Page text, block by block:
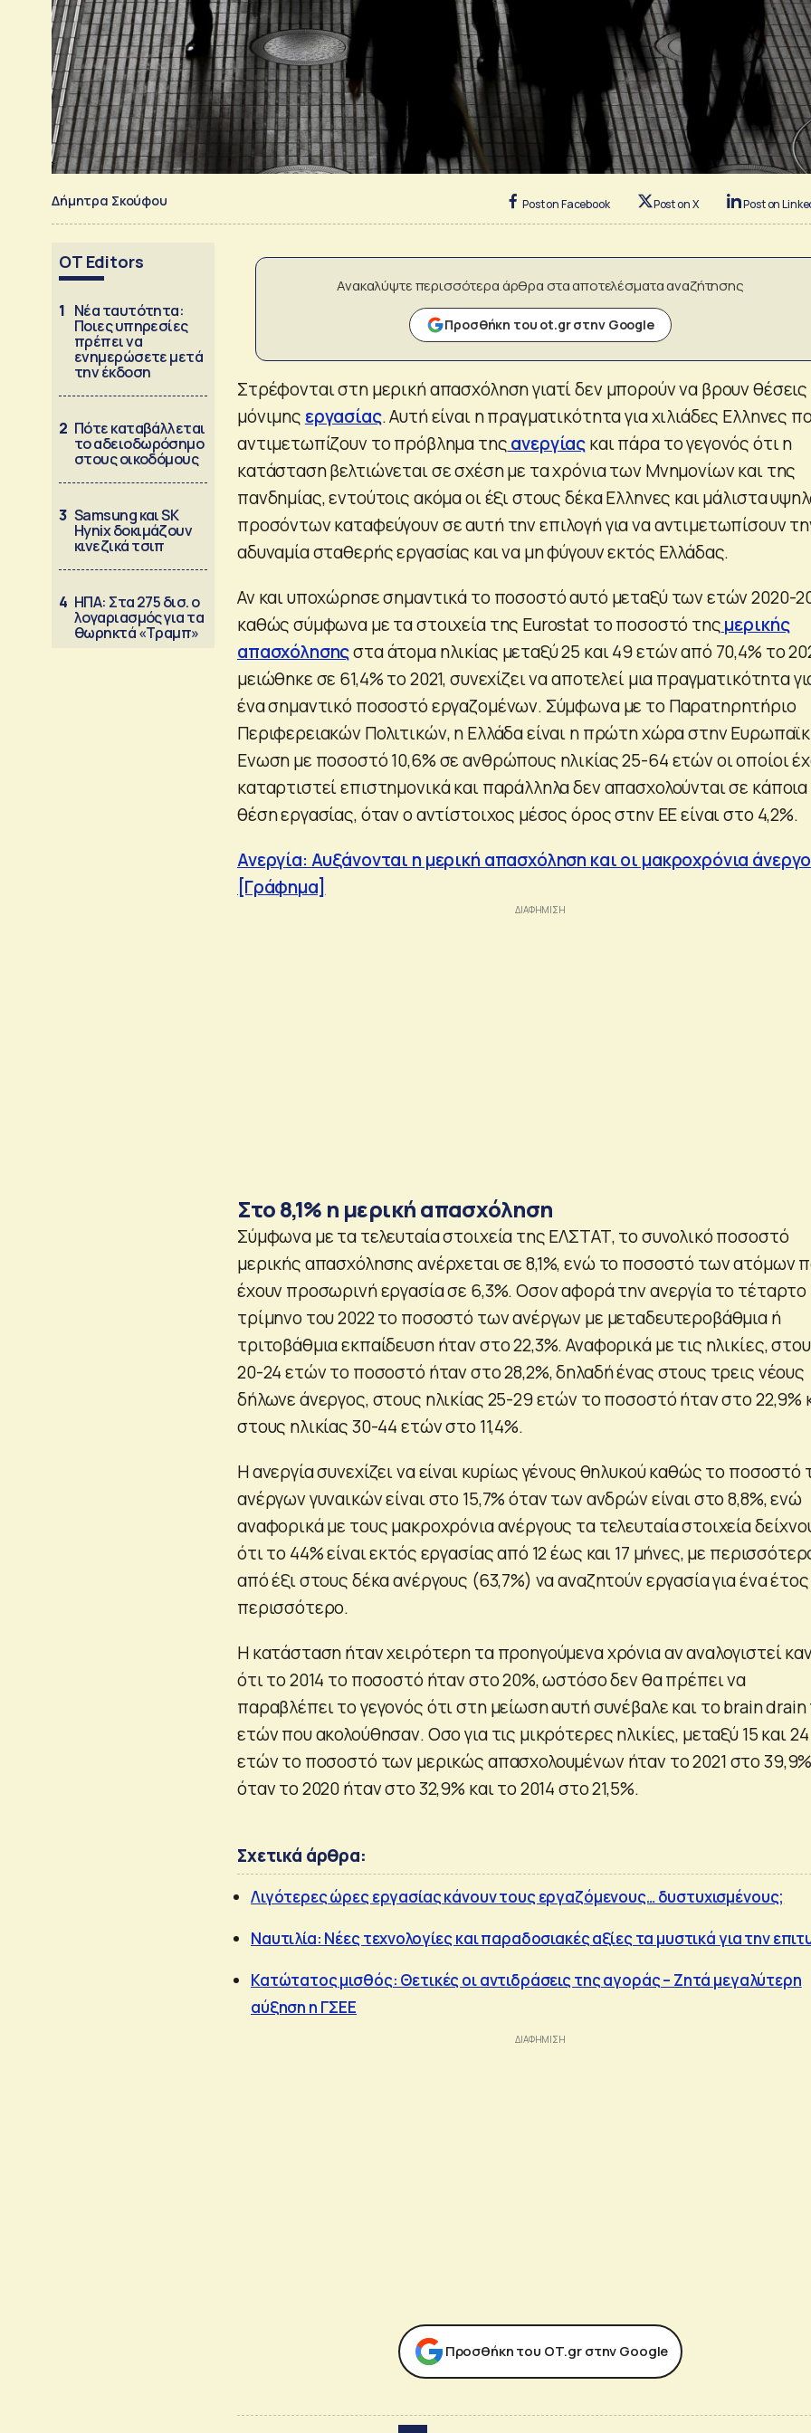
Δήμητρα Σκούφου Post on Facebook Post on X Post on
OT Editors
1 Νέα ταυτότητα:
Ποιες υπηρεσίες
πρέπει να
ενημερώσετε μετά
την έκδοση
2 Πότε καταβάλλεται
το αδειοδωρόσημο
στους οικοδόμους
3 Samsung και SK
Hynix δοκιμάζουν
κινεζικά τσιπ
4 ΗΠΑ: Στα 275 δισ. ο
λογαριασμός για τα
θωρηκτά «Τραμπ»
Ανακαλύψτε περισσότερα άρθρα στα αποτελέσματα αναζήτησης
Προσθήκη του ot.gr στην Google
Στρέφονται στη μερική απασχόληση γιατί δεν μπορούν να βρουν θέσεις
μόνιμης εργασίας. Aυτή είναι η πραγματικότητα για χιλιάδες Ελληνες
αντιμετωπίζουν το πρόβλημα τηςανεργίαςκαι πάρα το γεγονός ότι η
κατάσταση βελτιώνεται σε σχέση με τα χρόνια των Μνημονίων και της
πανδημίας, εντούτοις ακόμα οι έξι στους δέκα Ελληνες και μάλιστα
προσόντων καταφεύγουν σε αυτή την επιλογή για να αντιμετωπίσουν
αδυναμία σταθερής εργασίας και να μη φύγουν εκτός Ελλάδας.
Αν και υποχώρησε σημαντικά το ποσοστό αυτό μεταξύ των ετών 2020-
καθώς σύμφωνα με τα στοιχεία της Eurostat το ποσοστό τηςμερικής
απασχόλησηςστα άτομα ηλικίας μεταξύ 25 και 49 ετών από 70,4% το
μειώθηκε σε 61,4% το 2021, συνεχίζει να αποτελεί μια πραγματικότητα
ένα σημαντικό ποσοστό εργαζομένων. Σύμφωνα με το Παρατηρητήριο
Περιφερειακών Πολιτικών, η Ελλάδα είναι η πρώτη χώρα στην
Ενωση με ποσοστό 10,6% σε ανθρώπους ηλικίας 25-64 ετών οι οποίοι
καταρτιστεί επιστημονικά και παράλληλα δεν απασχολούνται σε κάποια
θέση εργασίας, όταν ο αντίστοιχος μέσος όρος στην ΕΕ είναι στο 4,2%.
Ανεργία: Αυξάνονται η μερική απασχόληση και οι μακροχρόνια
[Γράφημα]
Στο 8,1% η μερική απασχόληση
Σύμφωνα με τα τελευταία στοιχεία της ΕΛΣΤΑΤ, το συνολικό ποσοστό
μερικής απασχόλησης ανέρχεται σε 8,1%, ενώ το ποσοστό των ατόμων
έχουν προσωρινή εργασία σε 6,3%. Οσον αφορά την ανεργία το τέταρτο
τρίμηνο του 2022 το ποσοστό των ανέργων με μεταδευτεροβάθμια ή
τριτοβάθμια εκπαίδευση ήταν στο 22,3%. Αναφορικά με τις ηλικίες,
20-24 ετών το ποσοστό ήταν στο 28,2%, δηλαδή ένας στους τρεις νέους
δήλωνε άνεργος, στους ηλικίας 25-29 ετών το ποσοστό ήταν στο 22,9%
στους ηλικίας 30-44 ετών στο 11,4%.
Η ανεργία συνεχίζει να είναι κυρίως γένους θηλυκού καθώς το ποσοστό
ανέργων γυναικών είναι στο 15,7% όταν των ανδρών είναι στο 8,8%, ενώ
αναφορικά με τους μακροχρόνια ανέργους τα τελευταία στοιχεία
ότι το 44% είναι εκτός εργασίας από 12 έως και 17 μήνες, με
από έξι στους δέκα ανέργους (63,7%) να αναζητούν εργασία για ένα
περισσότερο.
Η κατάσταση ήταν χειρότερη τα προηγούμενα χρόνια αν αναλογιστεί
ότι το 2014 το ποσοστό ήταν στο 20%, ωστόσο δεν θα πρέπει να
παραβλέπει το γεγονός ότι στη μείωση αυτή συνέβαλε και το brain
ετών που ακολούθησαν. Οσο για τις μικρότερες ηλικίες, μεταξύ 15 και 24
ετών το ποσοστό των μερικώς απασχολουμένων ήταν το 2021 στο
όταν το 2020 ήταν στο 32,9% και το 2014 στο 21,5%.
Σχετικά άρθρα:
Λιγότερες ώρες εργασίας κάνουν τους εργαζόμενους… δυστυχισμένους;
Ναυτιλία: Νέες τεχνολογίες και παραδοσιακές αξίες τα μυστικά για την
Κατώτατος μισθός: Θετικές οι αντιδράσεις της αγοράς – Ζητά μεγαλύτερη
αύξηση η ΓΣΕΕ
Προσθήκη του ΟΤ.gr στην Google